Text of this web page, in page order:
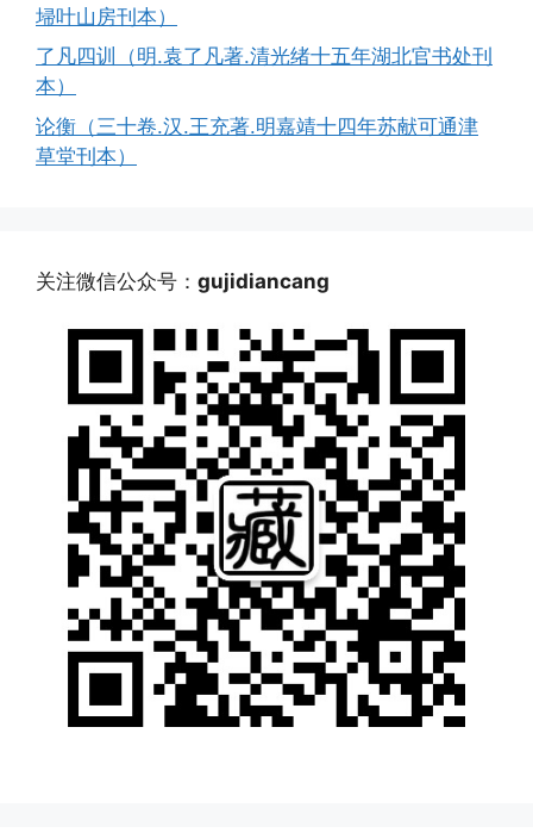
埽叶山房刊本）
了凡四训（明.袁了凡著.清光绪十五年湖北官书处刊
本）
论衡（三十卷.汉.王充著.明嘉靖十四年苏献可通津
草堂刊本）
关注微信公众号： gujidiancang